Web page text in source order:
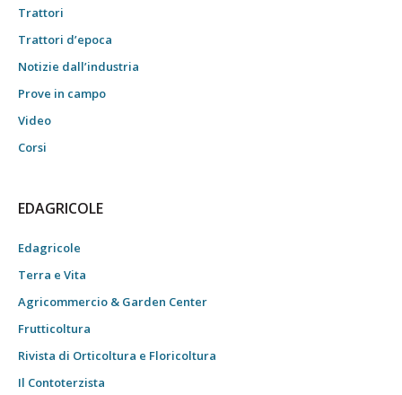
Trattori
Trattori d’epoca
Notizie dall’industria
Prove in campo
Video
Corsi
EDAGRICOLE
Edagricole
Terra e Vita
Agricommercio & Garden Center
Frutticoltura
Rivista di Orticoltura e Floricoltura
Il Contoterzista